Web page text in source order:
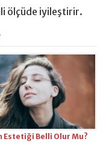
ölçüde iyileştirir.
Estetiği Belli Olur Mu?